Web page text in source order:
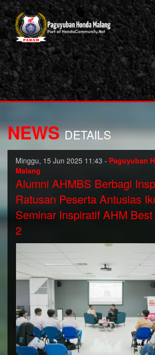
NEWS DETAILS
Minggu, 15 Jun 2025 11:43 - Paguyuban
Malang
Alumni AHMBS Berbagi
Ratusan Peserta Antusias
Seminar Inspiratif AHM
2